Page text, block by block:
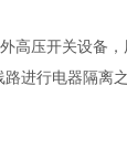
高压开关设备
进行电器隔离